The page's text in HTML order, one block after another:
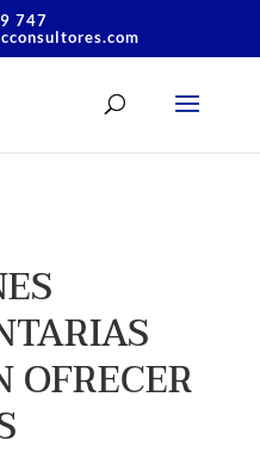
747
OFRECER